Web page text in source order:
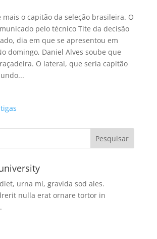
mais o capitão da seleção brasileira. O
pelo técnico Tite da decisão
dia em que se apresentou em
domingo, Daniel Alves soube que
O lateral, que seria capitão
urna mi, gravida sod ales.
nulla erat ornare tortor in